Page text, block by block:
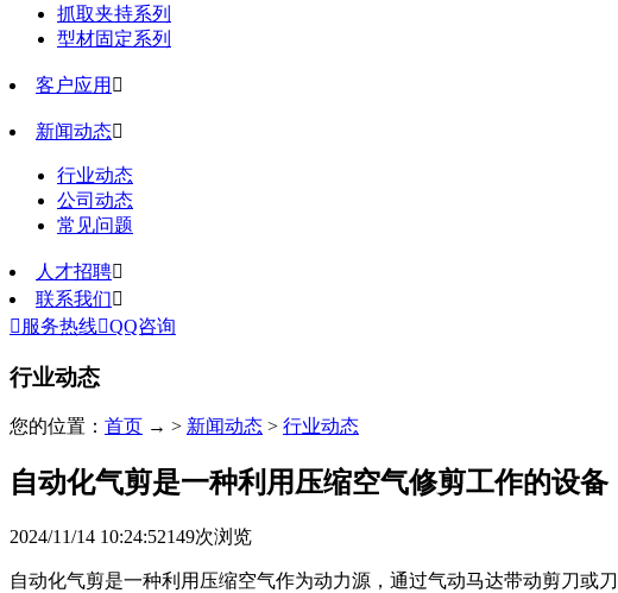
抓取夹持系列
型材固定系列
客户应用 
新闻动态
行业动态
公司动态
常见问题
人才招聘
联系我们
 服务热线QQ咨询
行业动态
您的位置： 首页 → > 新闻动态 > 行业动态
自动化气剪是一种利用压缩空气修剪工作的设备
2024/11/14 10:24:52149次浏览
自动化气剪是一种利用压缩空气作为动力源，通过气动马达带动剪刀或